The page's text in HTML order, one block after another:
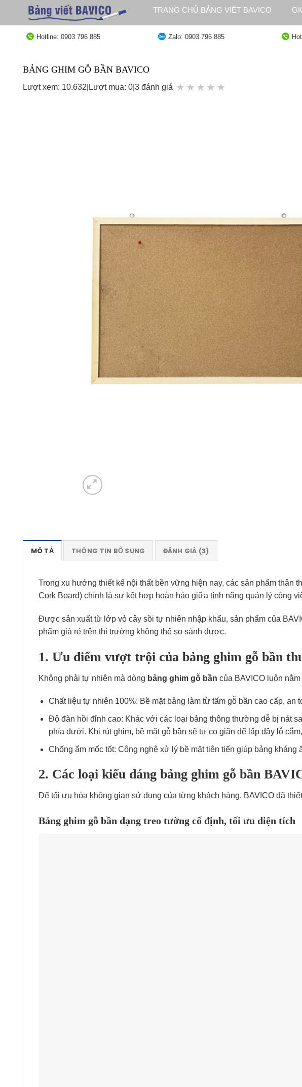
TRANG CHỦ BẢNG VIẾT BAVICO
Hotline: 0903 796 885 Zalo: 0903 796 885
BẢNG GHIM GỖ BẦN BAVICO
Lượt xem: 10.632 Lượt mua: 0| 3 đánh giá ★ ★ ★ ★ ★
MÔ TẢ THÔNG TIN BỔ SUNG ĐÁNH GIÁ (3)
Trong xu hướng thiết kế nội thất bền vững hiện nay, các sản phẩm
Cork Board) chính là sự kết hợp hoàn hảo giữa tính năng quản lý công
Được sản xuất từ lớp vỏ cây sồi tự nhiên nhập khẩu, sản phẩm của
phẩm giá rẻ trên thị trường không thể so sánh được.
1. Ưu điểm vượt trội của bảng ghim gỗ bần
Không phải tự nhiên mà dòng bảng ghim gỗ bần của BAVICO luôn
Chất liệu tự nhiên 100%: Bề mặt bảng làm từ tấm gỗ bần cao cấp,
Độ đàn hồi đỉnh cao: Khác với các loại bảng thông thường dễ bị nát
phía dưới. Khi rút ghim, bề mặt gỗ bần sẽ tự co giãn để lấp đầy lỗ
Chống ẩm mốc tốt: Công nghệ xử lý bề mặt tiên tiến giúp bảng
2. Các loại kiểu dáng bảng ghim gỗ bần
Để tối ưu hóa không gian sử dụng của từng khách hàng, BAVICO đã
Bảng ghim gỗ bần dạng treo tường cố định, tối ưu diện tích